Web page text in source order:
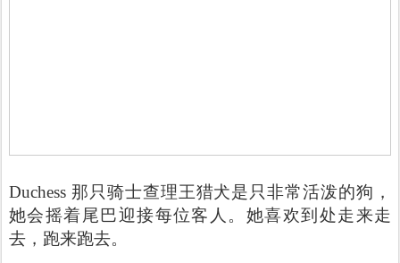
Duchess 那只骑士查理王猎犬是只非常活泼的狗，
她会摇着尾巴迎接每位客人。她喜欢到处走来走
去，跑来跑去。